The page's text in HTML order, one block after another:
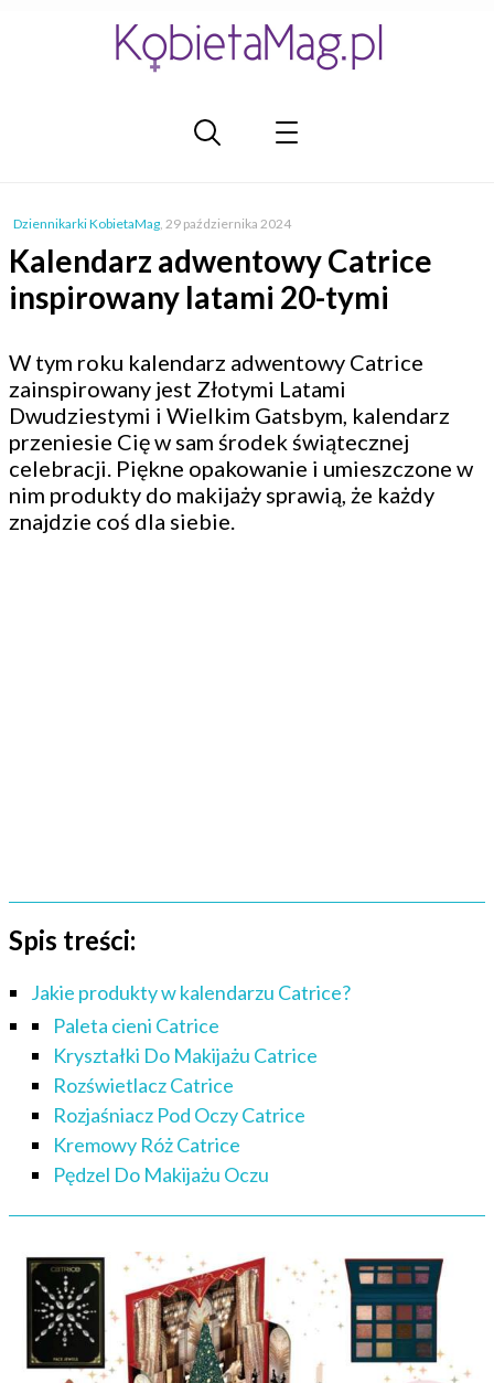
Dziennikarki KobietaMag, 29 października 2024
Kalendarz adwentowy Catrice
inspirowany latami 20-tymi
W tym roku kalendarz adwentowy Catrice
zainspirowany jest Złotymi Latami
Dwudziestymi i Wielkim Gatsbym, kalendarz
przeniesie Cię w sam środek świątecznej
celebracji. Piękne opakowanie i umieszczone w
nim produkty do makijaży sprawią, że każdy
znajdzie coś dla siebie.
Spis treści:
Jakie produkty w kalendarzu Catrice?
Paleta cieni Catrice
Kryształki Do Makijażu Catrice
Rozświetlacz Catrice
Rozjaśniacz Pod Oczy Catrice
Kremowy Róż Catrice
Pędzel Do Makijażu Oczu